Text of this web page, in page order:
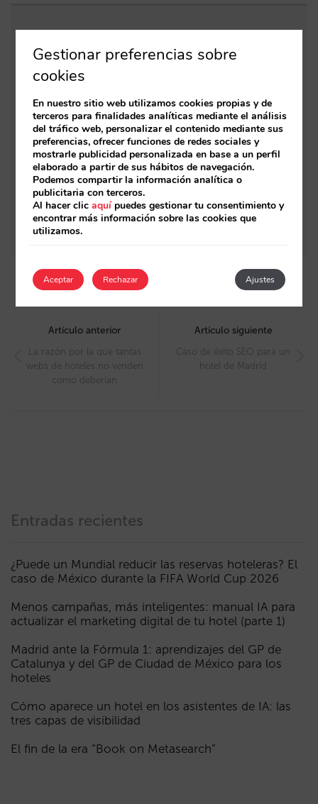
Entradas relacionadas
Las 6 piezas del ecosistema de venta directa
¿Cómo afectará la nueva tarjeta de crédito de
Booking.com a los hoteles y su canal
directo?
DMA Fallout: Why Google’s compliance
could kill hotel direct bookings. Must-know
for hoteliers
Post
navigation
Artículo anterior
La razón por la que tantas
webs de hoteles no venden
como deberían
Artículo siguiente
Caso de éxito SEO para un
hotel de Madrid
Entradas recientes
¿Puede un Mundial reducir las reservas hoteleras? El
caso de México durante la FIFA World Cup 2026
Menos campañas, más inteligentes: manual IA para
actualizar el marketing digital de tu hotel (parte 1)
Madrid ante la Fórmula 1: aprendizajes del GP de
Catalunya y del GP de Ciudad de México para los
hoteles
Cómo aparece un hotel en los asistentes de IA: las
tres capas de visibilidad
El fin de la era “Book on Metasearch”
Gestionar preferencias sobre
cookies
En nuestro sitio web utilizamos cookies propias y de
terceros para finalidades analíticas mediante el análisis
del tráfico web, personalizar el contenido mediante sus
preferencias, ofrecer funciones de redes sociales y
mostrarle publicidad personalizada en base a un perfil
elaborado a partir de sus hábitos de navegación.
Podemos compartir la información analítica o
publicitaria con terceros.
Al hacer clicaquípuedes gestionar tu consentimiento y
encontrar más información sobre las cookies que
utilizamos.
Aceptar Ajustes
Rechazar